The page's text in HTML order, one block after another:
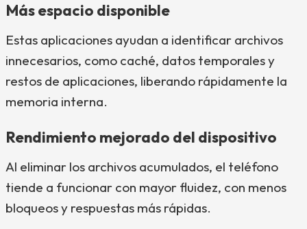
Más espacio disponible
Estas aplicaciones ayudan a identificar archivos
innecesarios, como caché, datos temporales y
restos de aplicaciones, liberando rápidamente la
memoria interna.
Rendimiento mejorado del dispositivo
Al eliminar los archivos acumulados, el teléfono
tiende a funcionar con mayor fluidez, con menos
bloqueos y respuestas más rápidas.